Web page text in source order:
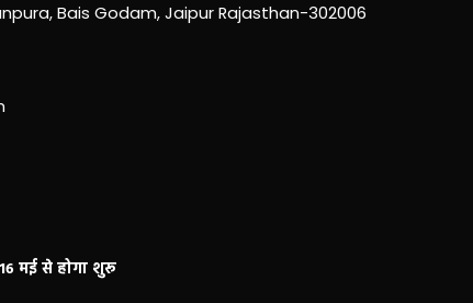
Bais Godam, Jaipur Rajasthan-302006
मई से होगा शुरू